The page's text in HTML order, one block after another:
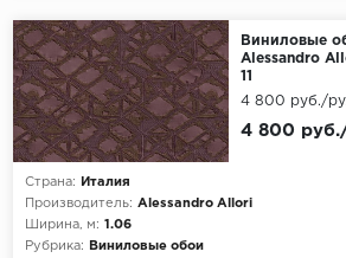
Виниловые
Alessandro
11
Страна:
Италия
Производитель: Alessandro Allori
Ширина, м: 1.06
Рубрика:
Виниловые обои
4 800
4 800 руб./